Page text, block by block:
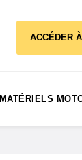
ACCÉDER
MATÉRIELS